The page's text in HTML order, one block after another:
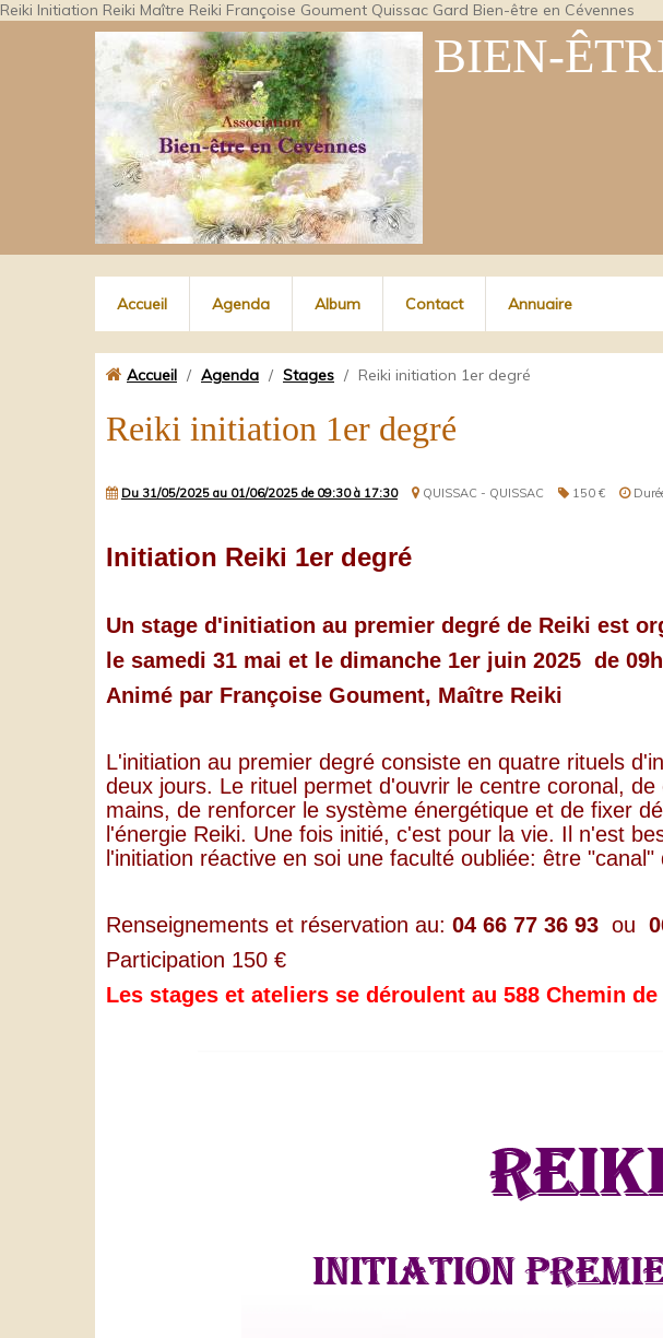
Reiki Initiation Reiki Maître Reiki Françoise Goument Quissac Gard Bien-être en Cévennes
BIEN-
Accueil Agenda Album Contact Annuaire
Accueil / Agenda / Stages / Reiki initiation 1er degré
Reiki initiation 1er degré
Du 31/05/2025 au 01/06/2025 de 09:30 à 17:30 QUISSAC - QUISSAC 150 €
Initiation Reiki 1er degré
Un stage d'initiation au premier degré de Reiki est
le samedi 31 mai et le dimanche 1er juin 2025 de
Animé par Françoise Goument, Maître Reiki
L'initiation au premier degré consiste en quatre rituels
deux jours. Le rituel permet d'ouvrir le centre coronal,
mains, de renforcer le système énergétique et de fixer
l'énergie Reiki. Une fois initié, c'est pour la vie. Il n'est
l'initiation réactive en soi une faculté oubliée: être "canal"
Renseignements et réservation au: 04 66 77 36 93 ou
Participation 150 €
Les stages et ateliers se déroulent au 588 Chemin de